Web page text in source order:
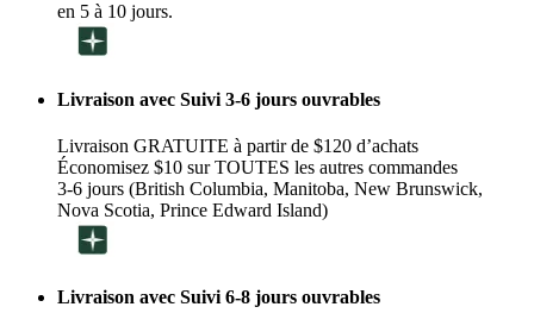
en 5 à 10 jours.
Livraison avec Suivi 3-6 jours ouvrables
Livraison GRATUITE à partir de $120 d’achats
Économisez $10 sur TOUTES les autres commandes
3-6 jours (British Columbia, Manitoba, New Brunswick,
Nova Scotia, Prince Edward Island)
Livraison avec Suivi 6-8 jours ouvrables